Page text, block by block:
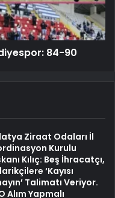
84-90
Ziraat Odaları İl
Kurulu
Kılıç: Beş İhracatçı,
‘Kayısı
Talimatı Veriyor.
Alım Yapmalı